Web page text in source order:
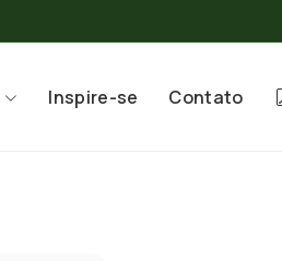
Inspire-se Contato